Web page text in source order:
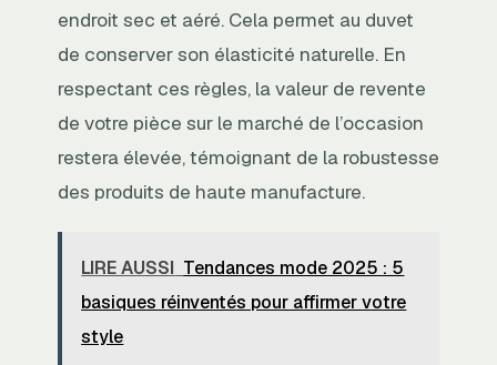
endroit sec et aéré. Cela permet au duvet
de conserver son élasticité naturelle. En
respectant ces règles, la valeur de revente
de votre pièce sur le marché de l’occasion
restera élevée, témoignant de la robustesse
des produits de haute manufacture.
LIRE AUSSI Tendances mode 2025 : 5
basiques réinventés pour affirmer votre
style